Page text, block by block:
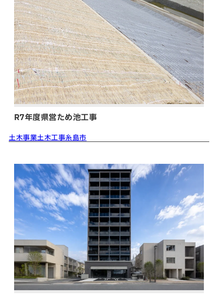
松吉建設株式会社
matsuyoshi_kensetsu
つむぎの家
matsuyoshi_kensetsu
つむぎの家
matsuyoshikensetsu
松吉建設株式会社
R7年度県営ため池工事
土木事業土木工事糸島市